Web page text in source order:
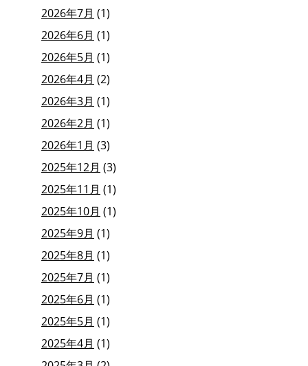
2026年7月 (1)
2026年6月 (1)
2026年5月 (1)
2026年4月 (2)
2026年3月 (1)
2026年2月 (1)
2026年1月 (3)
2025年12月 (3)
2025年11月 (1)
2025年10月 (1)
2025年9月 (1)
2025年8月 (1)
2025年7月 (1)
2025年6月 (1)
2025年5月 (1)
2025年4月 (1)